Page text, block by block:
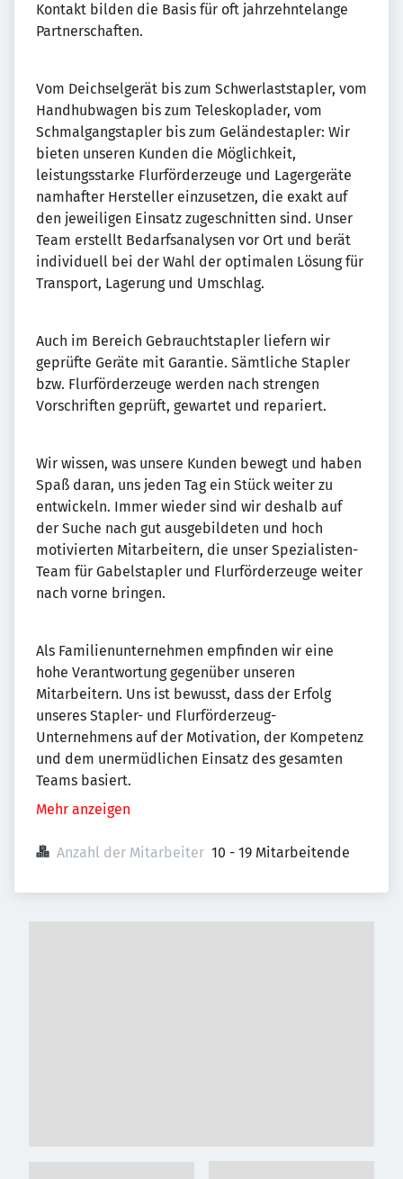
Kontakt bilden die Basis für oft jahrzehntelange
Partnerschaften.
Vom Deichselgerät bis zum Schwerlaststapler, vom
Handhubwagen bis zum Teleskoplader, vom
Schmalgangstapler bis zum Geländestapler: Wir
bieten unseren Kunden die Möglichkeit,
leistungsstarke Flurförderzeuge und Lagergeräte
namhafter Hersteller einzusetzen, die exakt auf
den jeweiligen Einsatz zugeschnitten sind. Unser
Team erstellt Bedarfsanalysen vor Ort und berät
individuell bei der Wahl der optimalen Lösung für
Transport, Lagerung und Umschlag.
Auch im Bereich Gebrauchtstapler liefern wir
geprüfte Geräte mit Garantie. Sämtliche Stapler
bzw. Flurförderzeuge werden nach strengen
Vorschriften geprüft, gewartet und repariert.
Wir wissen, was unsere Kunden bewegt und haben
Spaß daran, uns jeden Tag ein Stück weiter zu
entwickeln. Immer wieder sind wir deshalb auf
der Suche nach gut ausgebildeten und hoch
motivierten Mitarbeitern, die unser Spezialisten-
Team für Gabelstapler und Flurförderzeuge weiter
nach vorne bringen.
Als Familienunternehmen empfinden wir eine
hohe Verantwortung gegenüber unseren
Mitarbeitern. Uns ist bewusst, dass der Erfolg
unseres Stapler- und Flurförderzeug-
Unternehmens auf der Motivation, der Kompetenz
und dem unermüdlichen Einsatz des gesamten
Teams basiert.
Mehr anzeigen
Anzahl der Mitarbeiter 10 - 19 Mitarbeitende